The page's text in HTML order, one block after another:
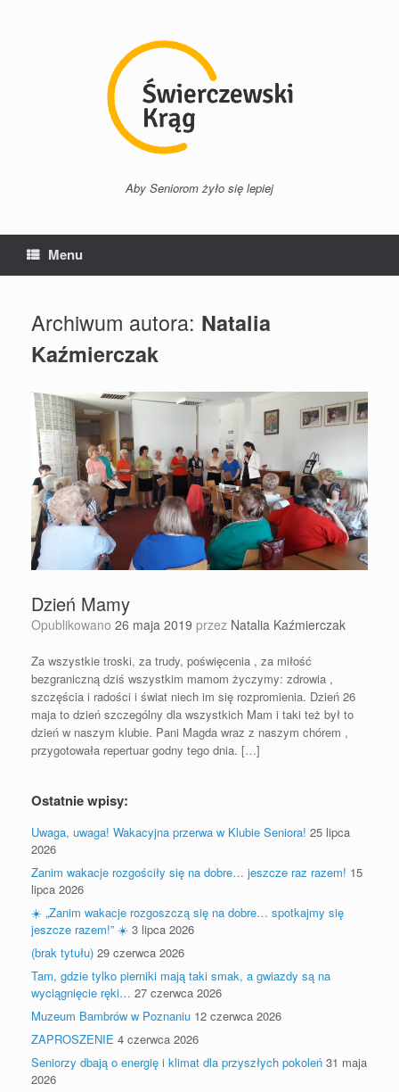
Aby Seniorom żyło się lepiej
Menu
Archiwum autora: Natalia
Kaźmierczak
Dzień Mamy
Opublikowano 26 maja 2019 przez Natalia Kaźmierczak
Za wszystkie troski, za trudy, poświęcenia , za miłość
bezgraniczną dziś wszystkim mamom życzymy: zdrowia ,
szczęścia i radości i świat niech im się rozpromienia. Dzień 26
maja to dzień szczególny dla wszystkich Mam i taki też był to
dzień w naszym klubie. Pani Magda wraz z naszym chórem ,
przygotowała repertuar godny tego dnia. […]
Ostatnie wpisy:
Uwaga, uwaga! Wakacyjna przerwa w Klubie Seniora! 25 lipca
2026
Zanim wakacje rozgościły się na dobre… jeszcze raz razem! 15
lipca 2026
☀️ „Zanim wakacje rozgoszczą się na dobre… spotkajmy się
jeszcze razem!” ☀️ 3 lipca 2026
(brak tytułu) 29 czerwca 2026
Tam, gdzie tylko pierniki mają taki smak, a gwiazdy są na
wyciągnięcie ręki… 27 czerwca 2026
Muzeum Bambrów w Poznaniu 12 czerwca 2026
ZAPROSZENIE 4 czerwca 2026
Seniorzy dbają o energię i klimat dla przyszłych pokoleń 31 maja
2026